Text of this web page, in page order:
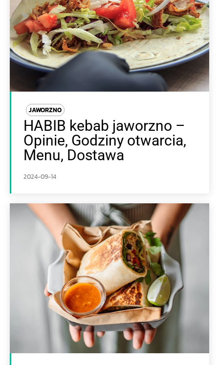
JAWORZNO
HABIB kebab jaworzno –
Opinie, Godziny otwarcia,
Menu, Dostawa
2024-09-14